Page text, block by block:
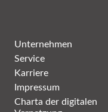
Unternehmen
Service
Karriere
Impressum
Charta der digitalen